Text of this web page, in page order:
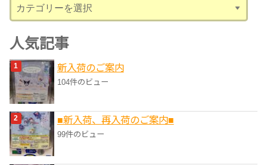
テ
ゴ
リ
ー
人気記事
新入荷のご案内
104件のビュー
■新入荷、再入荷のご案内■
99件のビュー